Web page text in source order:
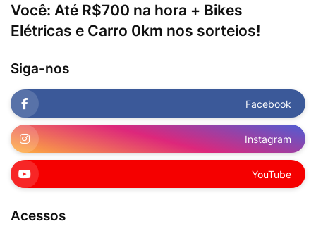
Você: Até R$700 na hora + Bikes
Elétricas e Carro 0km nos sorteios!
Siga-nos
Facebook
Instagram
YouTube
Acessos